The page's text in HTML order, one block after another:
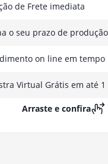
de Frete imediata
o seu prazo de produção
on line em tempo
Virtual Grátis em até 1
Arraste e confira